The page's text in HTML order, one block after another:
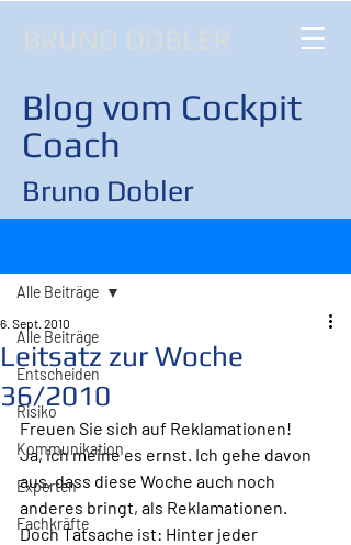
BRUNO DOBLER
Blog vom Cockpit
Coach
Bruno Dobler
Alle Beiträge
Entscheiden
Risiko
Kommunikation
Experten
Fachkräfte
Alle Beiträge
Leitsatz zur Woche
36/2010
6. Sept. 2010
Freuen Sie sich auf Reklamationen!
Ja, ich meine es ernst. Ich gehe davon
aus, dass diese Woche auch noch
anderes bringt, als Reklamationen.
Doch Tatsache ist: Hinter jeder